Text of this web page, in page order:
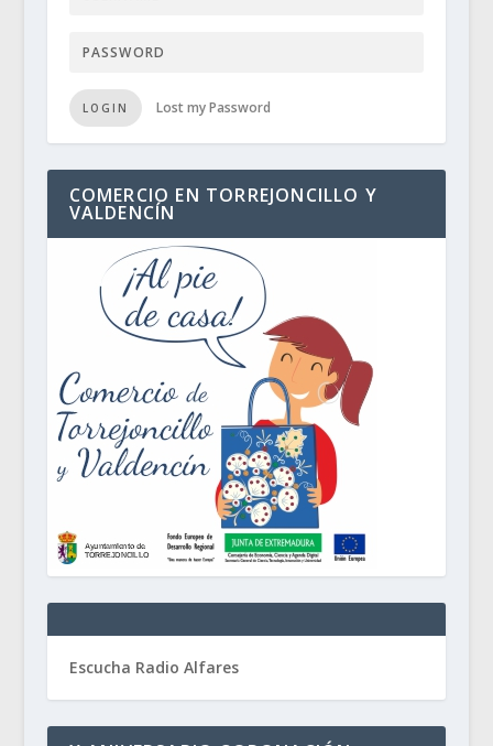
LOGIN Lost my Password
COMERCIO EN TORREJONCILLO Y
VALDENCÍN
Escucha Radio Alfares